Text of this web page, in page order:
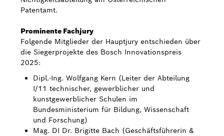
Patentamt.
Prominente Fachjury
Folgende Mitglieder der Hauptjury entschieden über
die Siegerprojekte des Bosch Innovationspreis
2025:
Dipl.-Ing. Wolfgang Kern (Leiter der Abteilung
I/11 technischer, gewerblicher und
kunstgewerblicher Schulen im
Bundesministerium für Bildung, Wissenschaft
und Forschung)
Mag. DI Dr. Brigitte Bach (Geschäftsführerin &